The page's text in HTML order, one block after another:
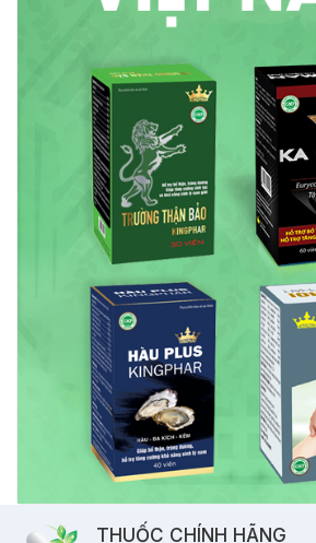
THUỐC CHÍNH HÃNG